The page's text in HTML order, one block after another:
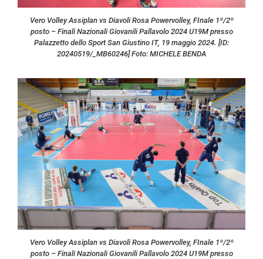
Vero Volley Assiplan vs Diavoli Rosa Powervolley, FInale 1º/2º
posto – Finali Nazionali Giovanili Pallavolo 2024 U19M presso
Palazzetto dello Sport San Giustino IT, 19 maggio 2024. [ID:
20240519/_MB60246] Foto: MICHELE BENDA
Vero Volley Assiplan vs Diavoli Rosa Powervolley, FInale 1º/2º
posto – Finali Nazionali Giovanili Pallavolo 2024 U19M presso